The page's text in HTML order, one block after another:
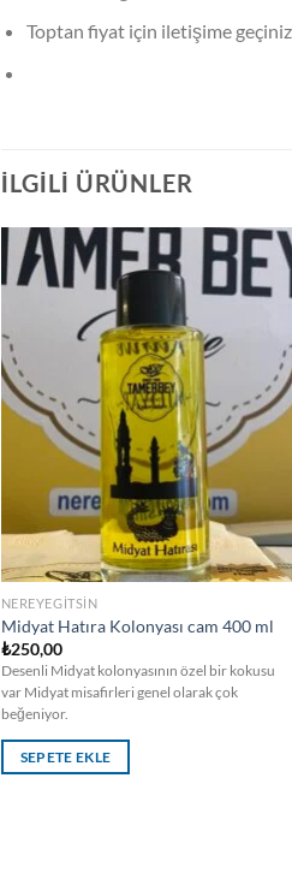
Toptan fiyat için iletişime geçiniz
İLGILI ÜRÜNLER
NEREYEGITSIN
Midyat Hatıra Kolonyası cam 400 ml
₺250,00
Desenli Midyat kolonyasının özel bir kokusu
var Midyat misafirleri genel olarak çok
beğeniyor.
SEPETE EKLE